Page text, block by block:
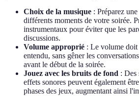
Choix de la musique : Préparez
différents moments de votre soirée.
instrumentaux pour éviter que les
discussions.
Volume approprié : Le volume doit
entendu, sans gêner les
avant le début de la soirée.
Jouez avec les bruits de fond : Des
effets sonores peuvent également
phases des jeux, augmentant ainsi